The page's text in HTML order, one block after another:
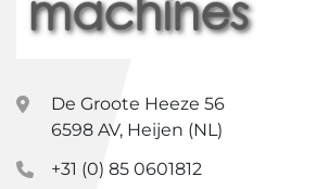
De Groote Heeze 56
6598 AV, Heijen (NL)
+31 (0) 85 0601812